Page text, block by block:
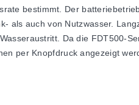
bestimmt. Der
als auch von Nutzwasser.
Da die FDT500-
per Knopfdruck angezeigt